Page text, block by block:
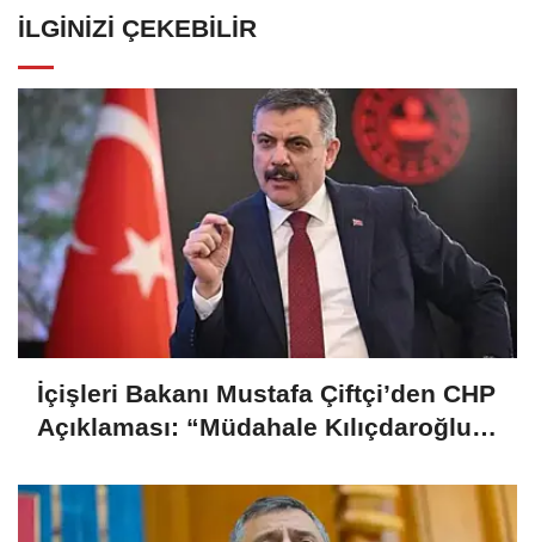
İLGINIZI ÇEKEBILIR
İçişleri Bakanı Mustafa Çiftçi’den CHP
Açıklaması: “Müdahale Kılıçdaroğlu